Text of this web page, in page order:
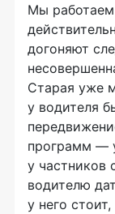
Мы
догоняют
Старая уже
у водителя
программ —
у частников
водителю
у него